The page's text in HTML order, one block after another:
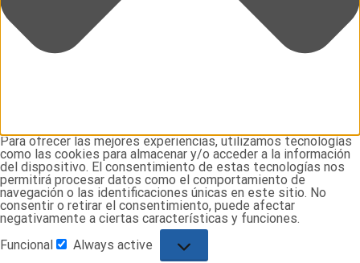
Para ofrecer las mejores experiencias, utilizamos tecnologías
como las cookies para almacenar y/o acceder a la información
del dispositivo. El consentimiento de estas tecnologías nos
permitirá procesar datos como el comportamiento de
navegación o las identificaciones únicas en este sitio. No
consentir o retirar el consentimiento, puede afectar
negativamente a ciertas características y funciones.
Funcional
Funcional
Always active